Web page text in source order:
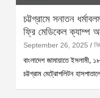
চট্টগ্রামে সনাতন
ফ্রি মেডিকেল ক্যাম্প
September 26, 2025
বাংলাদেশ জামায়াতে ইসলামী,
চট্টগ্রাম মেট্রোপলিটন